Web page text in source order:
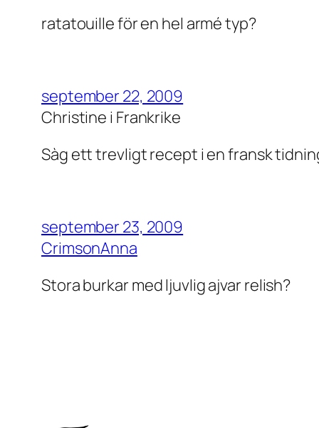
ratatouille för en hel armé typ?
september 22, 2009
Christine i Frankrike
Sàg ett trevligt recept i en fransk
september 23, 2009
CrimsonAnna
Stora burkar med ljuvlig ajvar relish?